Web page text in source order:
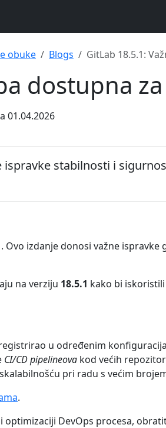
obuke Blogs GitLab 18.5.1:
dostupna
01.04.2026
stabilnosti i
. Ovo izdanje donosi važne
na verziju 18.5.1 kako bi
u određenim
CI/CD pipelineova kod većih
pri radu s većim
.
DevOps procesa,